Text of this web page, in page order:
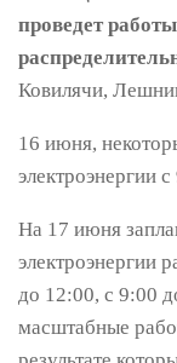
проведет
Ковилячи,
16 июня,
электроэнергии
На 17 июня
электроэнергии
до 12:00, с 9:00
масштабные